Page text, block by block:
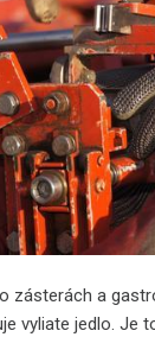
zásterách a
vyliate jedlo. Je